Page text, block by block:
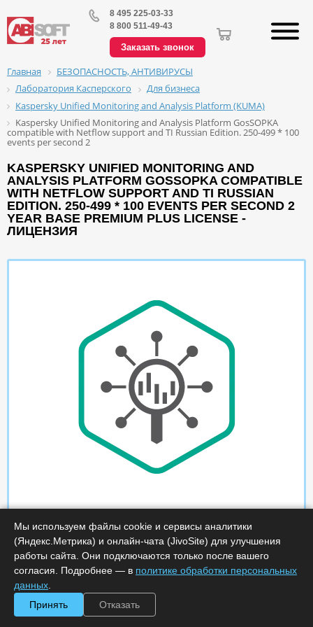
8 495 225-03-33
8 800 511-49-43
Заказать звонок
Главная
БЕЗОПАСНОСТЬ, АНТИВИРУСЫ
Лаборатория Касперского
Для бизнеса
Kaspersky Unified Monitoring and Analysis Platform (KUMA)
Kaspersky Unified Monitoring and Analysis Platform GosSOPKA
compatible with Netflow support and TI Russian Edition. 250-499 * 100
events per second 2
KASPERSKY UNIFIED MONITORING AND
ANALYSIS PLATFORM GOSSOPKA COMPATIBLE
WITH NETFLOW SUPPORT AND TI RUSSIAN
EDITION. 250-499 * 100 EVENTS PER SECOND 2
YEAR BASE PREMIUM PLUS LICENSE -
ЛИЦЕНЗИЯ
Мы используем файлы cookie и сервисы аналитики
(Яндекс.Метрика) и онлайн-чата (JivoSite) для улучшения
работы сайта. Они подключаются только после вашего
согласия. Подробнее — в политике обработки персональных
данных
Принять
Отказать